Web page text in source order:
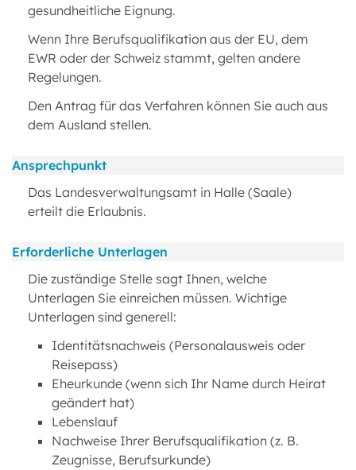
gesundheitliche Eignung.
Wenn Ihre Berufsqualifikation aus der EU, dem
EWR oder der Schweiz stammt, gelten andere
Regelungen.
Den Antrag für das Verfahren können Sie auch aus
dem Ausland stellen.
Ansprechpunkt
Das Landesverwaltungsamt in Halle (Saale)
erteilt die Erlaubnis.
Erforderliche Unterlagen
Die zuständige Stelle sagt Ihnen, welche
Unterlagen Sie einreichen müssen. Wichtige
Unterlagen sind generell:
Identitätsnachweis (Personalausweis oder
Reisepass)
Eheurkunde (wenn sich Ihr Name durch Heirat
geändert hat)
Lebenslauf
Nachweise Ihrer Berufsqualifikation (z. B.
Zeugnisse, Berufsurkunde)